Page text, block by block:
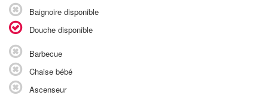
Baignoire disponible
Douche disponible
Barbecue
Chaise bébé
Ascenseur